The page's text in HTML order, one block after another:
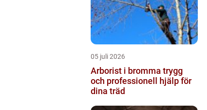
05 juli 2026
Arborist i bromma trygg
och professionell hjälp för
dina träd